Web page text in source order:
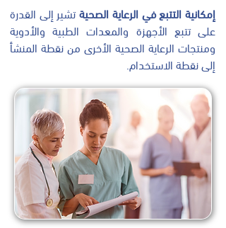
إمكانية التتبع في الرعاية الصحيةتشير إلى القدرة
على تتبع الأجهزة والمعدات الطبية والأدوية
ومنتجات الرعاية الصحية الأخرى من نقطة المنشأ
إلى نقطة الاستخدام.